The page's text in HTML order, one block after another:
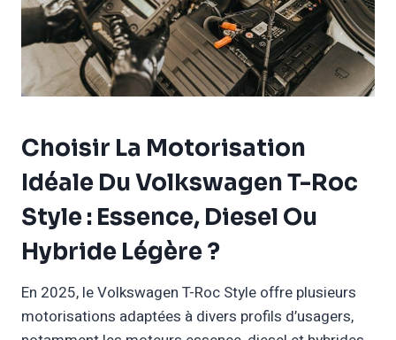
Choisir La Motorisation
Idéale Du Volkswagen T-Roc
Style : Essence, Diesel Ou
Hybride Légère ?
En 2025, le Volkswagen T-Roc Style offre plusieurs
motorisations adaptées à divers profils d’usagers,